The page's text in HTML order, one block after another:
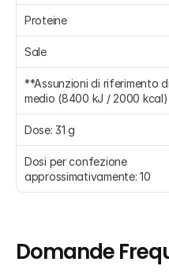
Proteine
Sale
**Assunzioni di riferimento
medio (8400 kJ / 2000 kcal)
Dose: 31 g
Dosi per confezione
approssimativamente: 10
Domande